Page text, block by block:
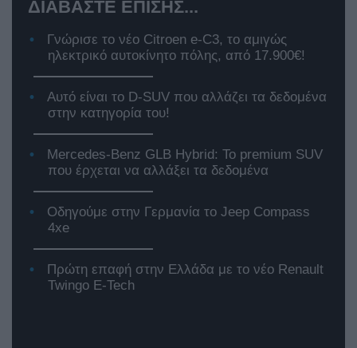
ΔΙΑΒΑΣΤΕ ΕΠΙΣΗΣ...
Γνώρισε το νέο Citroen e-C3, το αμιγώς
ηλεκτρικό αυτοκίνητο πόλης, από 17.900€!
Αυτό είναι το D-SUV που αλλάζει τα δεδομένα
στην κατηγορία του!
Mercedes-Benz GLB Hybrid: Το premium SUV
που έρχεται να αλλάξει τα δεδομένα
Οδηγούμε στην Γερμανία το Jeep Compass
4xe
Πρώτη επαφή στην Ελλάδα με το νέο Renault
Twingo E-Tech